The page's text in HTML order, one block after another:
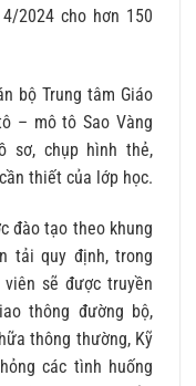
2024 cho hơn 150
bộ Trung tâm Giáo
– mô tô Sao Vàng
sơ, chụp hình thẻ,
thiết của lớp học.
đào tạo theo khung
tải quy định, trong
sẽ được truyền
thông đường bộ,
thông thường, Kỹ
các tình huống